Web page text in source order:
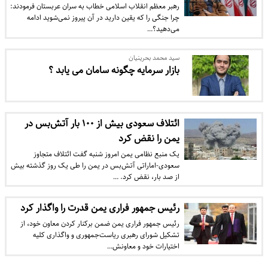
رهبر معظم انقلاب اسلامی خطاب به سران عربستان فرمودند:
چرا جنگی را که یقین دارید در آن پیروز نمی‌شوید ادامه
می‌دهید؟…
سید محمد بحرینیان
بازار سرمایه چگونه سامان می یابد ؟
ائتلاف سعودی بیش از ۱۰۰ بار آتش‌بس در
یمن را نقض کرد
یک منبع نظامی یمن امروز شنبه گفت ائتلاف متجاوز
سعودی-اماراتی آتش‌بس در یمن را طی یک روز گذشته بیش
از صد بار، نقض کرد. …
رئیس جمهور فراری یمن قدرت را واگذار کرد
رئیس جمهور فراری یمن ضمن برکنار کردن معاون خود، از
تشکیل شورای رهبری ریاست‌جمهوری و واگذاری کلیه
اختیارات خود و معاونش…